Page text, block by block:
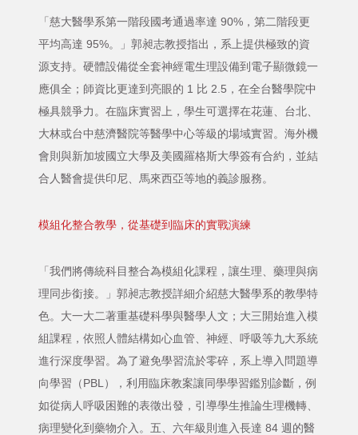
「慈大醫學系第一階段國考通過率達 90%，第二階段更
平均高達 95%。」郭昶志教授指出，系上提供極致的資
源支持。硬體設備從全套神經電生理設備到電子顯微鏡一
應俱全；師資比更達到亮眼的 1 比 2.5，在全台醫學院中
極具競爭力。在臨床實習上，學生可選擇在花蓮、台北、
大林或台中慈濟醫院等醫學中心等級的場域實習。海外機
會則與新加坡國立大學及美國羅格斯大學簽有合約，並結
合人醫會提供印尼、馬來西亞等地的義診服務。
模組化整合教學，從基礎到臨床的實戰演練
「我們將傳統科目整合為模組化課程，讓生理、藥理與病
理同步銜接。」郭昶志教授詳細介紹慈大醫學系的教學特
色。大一大二著重基礎科學與醫學人文；大三開始進入模
組課程，依照人體結構如心血管、神經、呼吸等九大系統
進行深度學習。為了避免學習流於零碎，系上導入問題導
向學習（PBL），利用臨床教案讓同學學習鑑別診斷，例
如從病人呼吸困難的表徵出發，引導學生推論生理機轉、
病理變化到藥物介入。五、六年級則進入長達 84 週的醫